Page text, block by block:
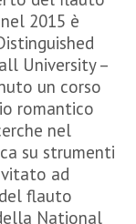
2015 è
University –
un corso
romantico
nel
su strumenti
ad
flauto
National